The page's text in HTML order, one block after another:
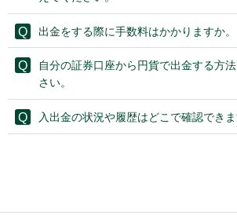
出金をする際に手数料はかかりますか。
自分の証券口座から円貨で出金する方
さい。
入出金の状況や履歴はどこで確認できま